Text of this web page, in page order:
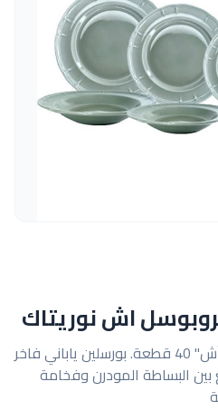
طقم عشاء نوريتاك "بروبوسل آش" 40 قطعة. بورسلين ياباني فاخر
البساطة المودرن وفخامة